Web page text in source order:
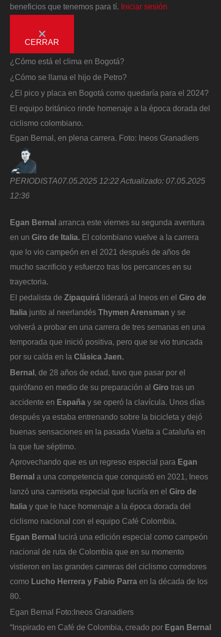
beneficios que tenemos para tí. Iniciar sesión
CERRAR
¿Cómo está el clima en Bogotá?
¿Cómo se llama el hijo de Petro?
¿El pico y placa en Bogotá como quedaría para el 2024?
El equipo británico rinde homenaje a la época dorada del
ciclismo colombiano.
Egan Bernal, en plena carrera. Foto: Ineos Granadiers
PERIODISTA07.05.2025 12:22Actualizado: 07.05.2025
12:36
Egan Bernal arranca este viernes su segunda aventura
en un Giro de Italia. El colombiano vuelve a la carrera
que lo vio campeón en el 2021 después de años de
mucho sacrificio y esfuerzo tras los percances en su
trayectoria.
El pedalista de Zipaquirá liderará al Ineos en el Giro de
Italia junto al neerlandés Thymen Arensman y se
volverá a probar en una carrera de tres semanas en una
temporada que inició positiva, pero que se vio truncada
por su caída en la Clásica Jaen.
Bernal, de 28 años de edad, tuvo que pasar por el
quirófano en medio de su preparación al Giro tras un
accidente en España y se operó la clavícula. Unos días
después ya estaba entrenando sobre la bicicleta y dejó
buenas sensaciones en la pasada Vuelta a Cataluña en
la que fue séptimo.
Aprovechando que es un regreso especial para Egan
Bernal a una competencia que conquistó en 2021, Ineos
lanzó una camiseta especial que luciría en el Giro de
Italia y que le hace homenaje a la época dorada del
ciclismo nacional con el equipo Café Colombia.
Egan Bernal lucirá una edición especial como campeón
nacional de ruta de Colombia que en su momento
vistieron en las grandes carreras del ciclismo corredores
como Lucho Herrera y Fabio Parra en la década de los
80.
Egan Bernal Foto:Ineos Granadiers
“Inspirado en Café de Colombia, creado por Egan Bernal